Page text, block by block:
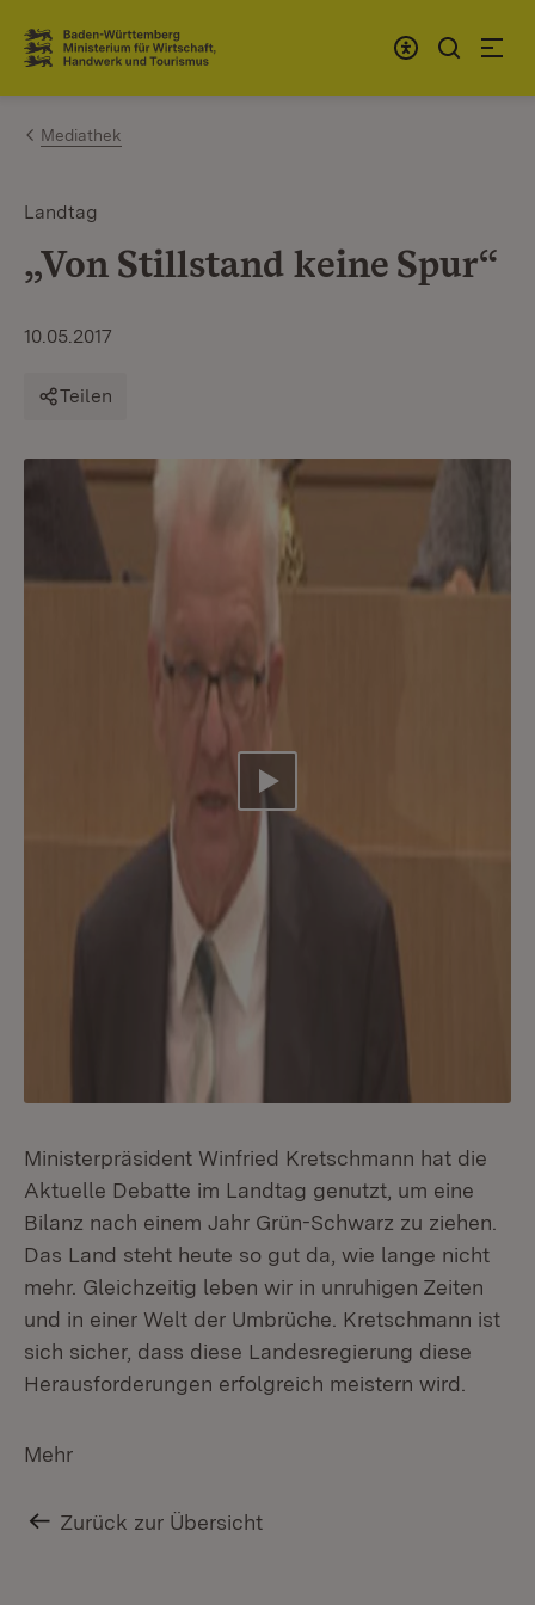
Zum Inhalt springen
Link zur Startseite
Mediathek
Landtag
„Von Stillstand keine Spur“
10.05.2017
Teilen
Video abspielen
Ministerpräsident Winfried Kretschmann hat die
Aktuelle Debatte im Landtag genutzt, um eine
Bilanz nach einem Jahr Grün-Schwarz zu ziehen.
Das Land steht heute so gut da, wie lange nicht
mehr. Gleichzeitig leben wir in unruhigen Zeiten
und in einer Welt der Umbrüche. Kretschmann ist
sich sicher, dass diese Landesregierung diese
Herausforderungen erfolgreich meistern wird.
Mehr
Zurück zur Übersicht